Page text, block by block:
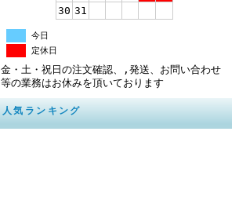
30 31
今日
定休日
金・土・祝日の注文確認、,発送、お問い合わせ
等の業務はお休みを頂いております
人気ランキング